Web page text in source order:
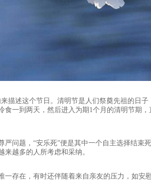
描述这个节日。清明节是人们祭奠先祖的日子
一到两天，然后进入为期1个月的清明节期
问题，“安乐死”便是其中一个自主选择结束
越多的人所考虑和采纳。
存在，有时还伴随着来自亲友的压力，如安